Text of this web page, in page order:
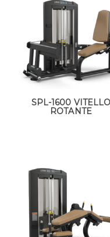
SPL-1600 VITELLO
ROTANTE